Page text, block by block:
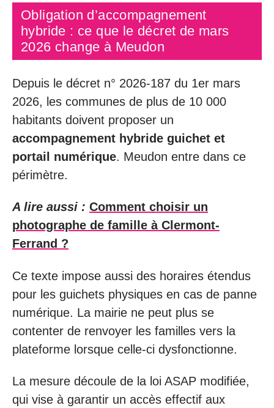
Obligation d’accompagnement
hybride : ce que le décret de mars
2026 change à Meudon
Depuis le décret n° 2026-187 du 1er mars
2026, les communes de plus de 10 000
habitants doivent proposer un
accompagnement hybride guichet et
portail numérique. Meudon entre dans ce
périmètre.
A lire aussi : Comment choisir un
photographe de famille à Clermont-
Ferrand ?
Ce texte impose aussi des horaires étendus
pour les guichets physiques en cas de panne
numérique. La mairie ne peut plus se
contenter de renvoyer les familles vers la
plateforme lorsque celle-ci dysfonctionne.
La mesure découle de la loi ASAP modifiée,
qui vise à garantir un accès effectif aux